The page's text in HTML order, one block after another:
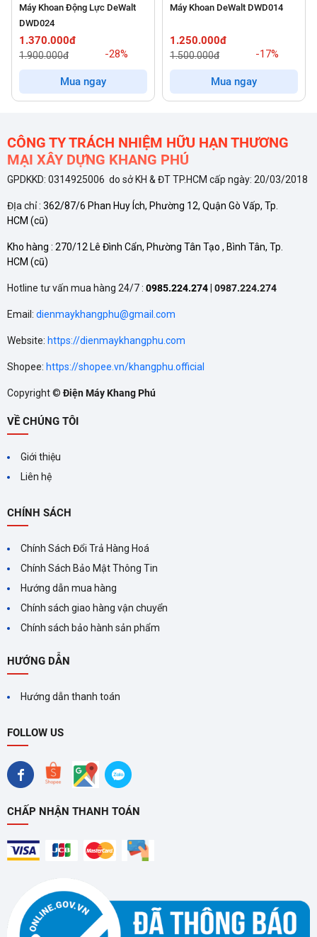
Máy Khoan Động Lực DeWalt
DWD024
1.370.000đ
1.900.000đ -28%
Mua ngay
Máy Khoan DeWalt DWD014
1.250.000đ
1.500.000đ -17%
Mua ngay
CÔNG TY TRÁCH NHIỆM HỮU HẠN THƯƠNG
MẠI XÂY DỰNG KHANG PHÚ
GPDKKD: 0314925006 do sở KH & ĐT TP.HCM cấp ngày: 20/03/2018
ĐỊa chỉ : 362/87/6 Phan Huy Ích, Phường 12, Quận Gò Vấp, Tp.
HCM (cũ)
Kho hàng : 270/12 Lê Đình Cẩn, Phường Tân Tạo , Bình Tân, Tp.
HCM (cũ)
Hotline tư vấn mua hàng 24/7 : 0985.224.274 0987.224.274
Email: dienmaykhangphu@gmail.com
Website: https://dienmaykhangphu.com
Shopee: https://shopee.vn/khangphu.official
Copyright ©Điện Máy Khang Phú
VỀ CHÚNG TÔI
Giới thiệu
Liên hệ
CHÍNH SÁCH
Chính Sách Đổi Trả Hàng Hoá
Chính Sách Bảo Mật Thông Tin
Hướng dẫn mua hàng
Chính sách giao hàng vận chuyển
Chính sách bảo hành sản phẩm
HƯỚNG DẪN
Hướng dẫn thanh toán
FOLLOW US
CHẤP NHẬN THANH TOÁN